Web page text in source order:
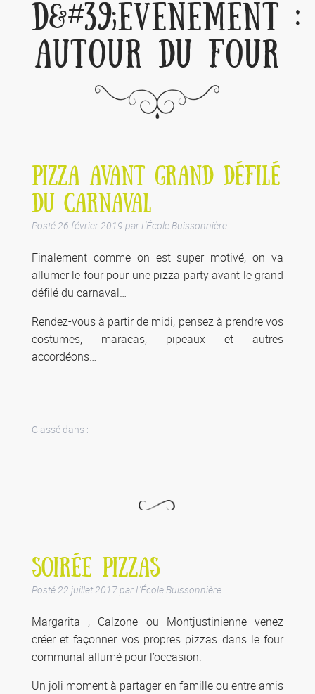
D&#39;ÉVÈNEMENT :
AUTOUR DU FOUR
PIZZA AVANT GRAND DÉFILÉ
DU CARNAVAL
Posté 26 février 2019 par L'École Buissonnière
Finalement comme on est super motivé, on va
allumer le four pour une pizza party avant le grand
défilé du carnaval…
Rendez-vous à partir de midi, pensez à prendre vos
costumes, maracas, pipeaux et autres
accordéons…
Classé dans :
SOIRÉE PIZZAS
Posté 22 juillet 2017par L'École Buissonnière
Margarita , Calzone ou Montjustinienne venez
créer et façonner vos propres pizzas dans le four
communal allumé pour l’occasion.
Un joli moment à partager en famille ou entre amis